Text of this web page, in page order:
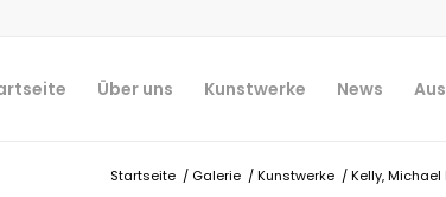
Über uns Kunstwerke News
Startseite / Galerie /Kunstwerke /Kelly,